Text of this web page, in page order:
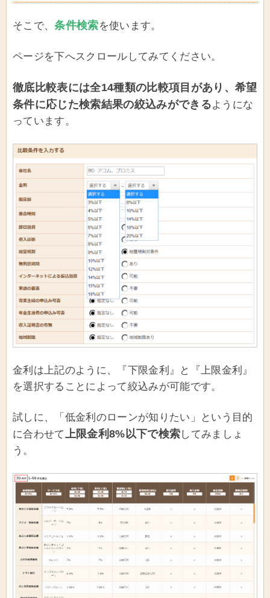
そこで、条件検索を使います。
ページを下へスクロールしてみてください。
徹底比較表には全14種類の比較項目があり、希望
条件に応じた検索結果の絞込みができるようにな
っています。
金利は上記のように、『下限金利』と『上限金利』
を選択することによって絞込みが可能です。
試しに、「低金利のローンが知りたい」という目的
に合わせて
上限金利8%以下で検索してみましょ
う。